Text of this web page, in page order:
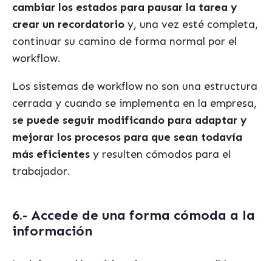
cambiar los estados para pausar la tarea y
crear un recordatorio y, una vez esté completa,
continuar su camino de forma normal por el
workflow.
Los sistemas de workflow no son una estructura
cerrada y cuando se implementa en la empresa,
se puede seguir modificando para adaptar y
mejorar los procesos para que sean todavía
más eficientes y resulten cómodos para el
trabajador.
6.- Accede de una forma cómoda a la
información